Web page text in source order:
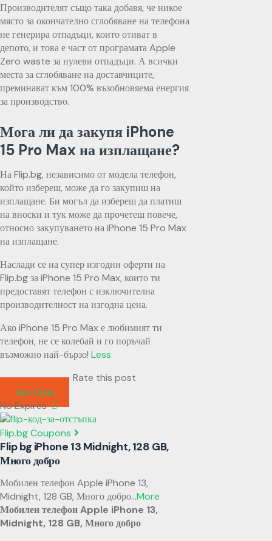
Производителят също така добавя, че никое
място за окончателно сглобяване на телефона
не генерира отпадъци, които отиват в
депото, и това е част от програмата Apple
Zero waste за нулеви отпадъци. А всички
места за сглобяване на доставчиците,
преминават към 100% възобновяема енергия
за производство.
Мога ли да закупя iPhone
15 Pro Max на изплащане?
На Flip.bg, независимо от модела телефон,
който избереш, може да го закупиш на
изплащане. Би могъл да избереш да платиш
на вноски и тук може да прочетеш повече,
относно закупуването на iPhone 15 Pro Max
на изплащане.
Наслади се на супер изгодни оферти на
Flip.bg за iPhone 15 Pro Max, които ти
предоставят телефон с изключителна
производителност на изгодна цена.
Ако iPhone 15 Pro Max е любимият ти
телефон, не се колебай и го поръчай
възможно най-бързо! Less
Rate this post
Get Deal
No Expires
Flip.bg Coupons
Flip bg iPhone 13 Midnight, 128 GB,
Много добро
Мобилен телефон Apple iPhone 13,
Midnight, 128 GB, Много добро...More
Мобилен телефон Apple iPhone 13,
Midnight, 128 GB, Много добро